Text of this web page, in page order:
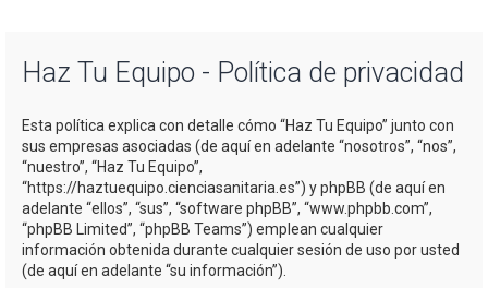
Haz Tu Equipo - Política de privacidad
Esta política explica con detalle cómo “Haz Tu Equipo” junto con
sus empresas asociadas (de aquí en adelante “nosotros”, “nos”,
“nuestro”, “Haz Tu Equipo”,
“https://haztuequipo.cienciasanitaria.es”) y phpBB (de aquí en
adelante “ellos”, “sus”, “software phpBB”, “www.phpbb.com”,
“phpBB Limited”, “phpBB Teams”) emplean cualquier
información obtenida durante cualquier sesión de uso por usted
(de aquí en adelante “su información”).